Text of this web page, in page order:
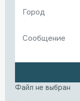
Файл не выбран